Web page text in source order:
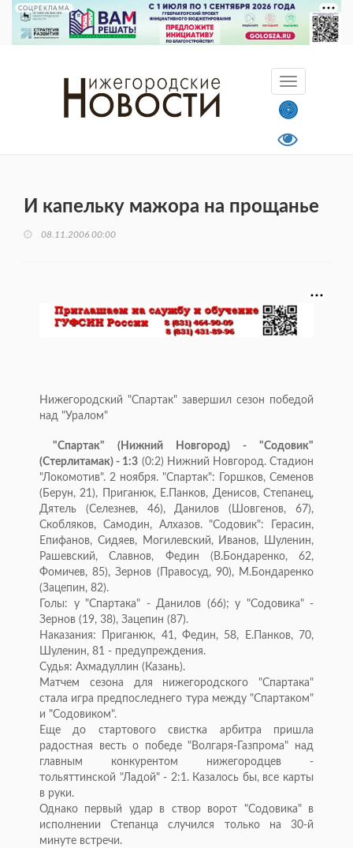
СОЦРЕКЛАМА
И капельку мажора на прощанье
08.11.2006 00:00
Нижегородский "Спартак" завершил сезон победой
над "Уралом"
"Спартак" (Нижний Новгород) - "Содовик"
(Стерлитамак) - 1:3 (0:2) Нижний Новгород. Стадион
"Локомотив". 2 ноября. "Спартак": Горшков, Семенов
(Берун, 21), Приганюк, Е.Панков, Денисов, Степанец,
Дятель (Селезнев, 46), Данилов (Шовгенов, 67),
Скобляков, Самодин, Алхазов. "Содовик": Герасин,
Епифанов, Сидяев, Могилевский, Иванов, Шуленин,
Рашевский, Славнов, Федин (В.Бондаренко, 62,
Фомичев, 85), Зернов (Правосуд, 90), М.Бондаренко
(Зацепин, 82).
Голы: у "Спартака" - Данилов (66); у "Содовика" -
Зернов (19, 38), Зацепин (87).
Наказания: Приганюк, 41, Федин, 58, Е.Панков, 70,
Шуленин, 81 - предупреждения.
Судья: Ахмадуллин (Казань).
Матчем сезона для нижегородского "Спартака"
стала игра предпоследнего тура между "Спартаком"
и "Содовиком".
Еще до стартового свистка арбитра пришла
радостная весть о победе "Волгаря-Газпрома" над
главным конкурентом нижегородцев -
тольяттинской "Ладой" - 2:1. Казалось бы, все карты
в руки.
Однако первый удар в створ ворот "Содовика" в
исполнении Степанца случился только на 30-й
минуте встречи.